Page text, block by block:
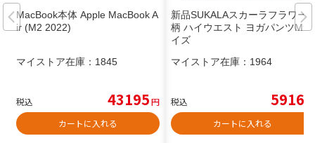
MacBook本体 Apple MacBook A
ir (M2 2022)
マイストア在庫： 1845
税込 43195円
カートに入れる
新品SUKALAスカーラフラワー
柄 ハイウエスト ヨガパンツMサ
イズ
マイストア在庫： 1964
税込 5916
カートに入れる